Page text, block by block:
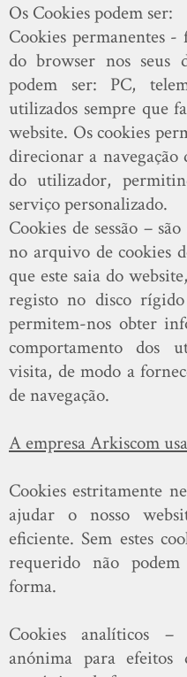
Os Cookies podem ser:
Cookies permanentes -
do browser nos seus
podem ser: PC,
utilizados sempre que
website. Os cookies
direcionar a navegação
do utilizador,
serviço personalizado.
Cookies de sessão –
no arquivo de cookies
que este saia do
registo no disco
permitem-nos obter
comportamento dos
visita, de modo a
de navegação.
A empresa Arkiscom
Cookies estritamente
ajudar o nosso
eficiente. Sem estes
requerido não
forma.
Cookies analíticos
anónima para efeitos